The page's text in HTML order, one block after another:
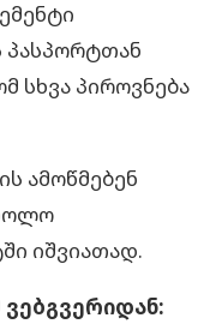
სხვა პიროვნება
ამოწმებენ
იშვიათად.
ვებგვერიდან: